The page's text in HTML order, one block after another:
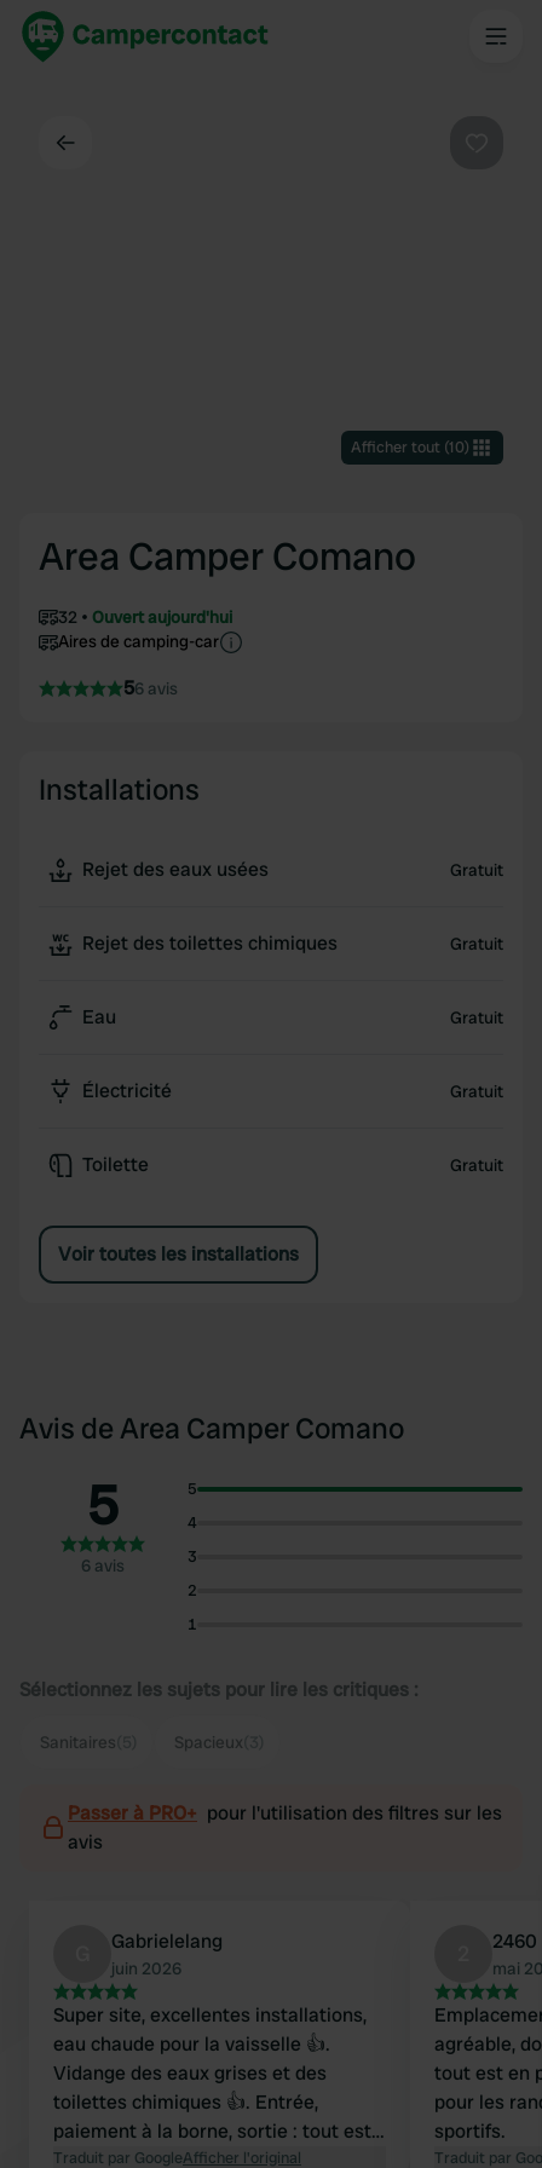
Afficher tout(10)
Area Camper Comano
32
Ouvert aujourd'hui
Aires de camping-car
56 avis
Installations
Rejet des eaux usées Gratuit
Rejet des toilettes chimiques Gratuit
Eau Gratuit
Électricité Gratuit
Toilette Gratuit
Voir toutes les installations
Avis de Area Camper Comano
5
6 avis
5
4
3
2
1
Sélectionnez les sujets pour lire les critiques :
Sanitaires Spacieux
Passer à PRO+ pour l'utilisation des filtres sur les
avis
Gabrielelang
juin 2026
Super site, excellentes installations,
eau chaude pour la vaisselle 👍.
Vidange des eaux grises et des
toilettes chimiques 👍. Entrée,
paiement à la borne, sortie : tout est
très simple. Un conseil : pensez à
Traduit par GoogleAfficher l'original
2460
mai
agréable,
tout est en
pour les
sportifs.
Traduit par